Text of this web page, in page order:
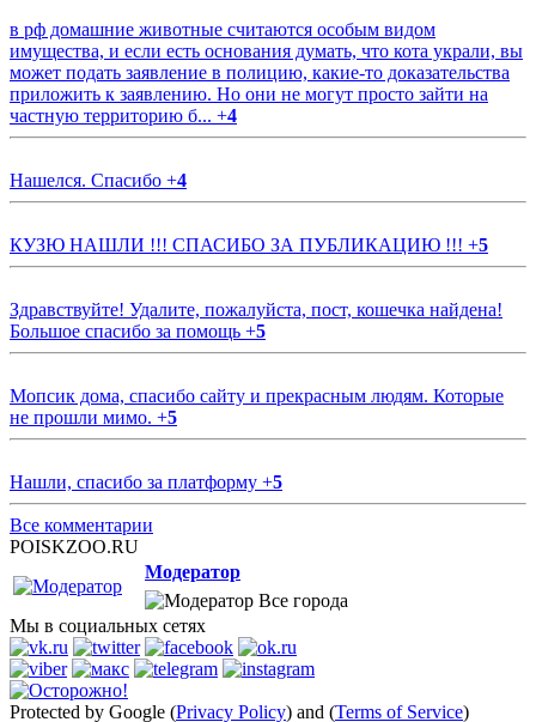
в рф домашние животные считаются особым видом
имущества, и если есть основания думать, что кота украли, вы
может подать заявление в полицию, какие-то доказательства
приложить к заявлению. Но они не могут просто зайти на
частную территорию б... +4
Нашелся. Спасибо +4
КУЗЮ НАШЛИ !!! СПАСИБО ЗА ПУБЛИКАЦИЮ !!! +5
Здравствуйте! Удалите, пожалуйста, пост, кошечка найдена!
Большое спасибо за помощь +5
Мопсик дома, спасибо сайту и прекрасным людям. Которые
не прошли мимо. +5
Нашли, спасибо за платформу +5
Все комментарии
POISKZOO.RU
Модератор
Все города
Мы в социальных сетях
Protected by Google (Privacy Policy) and (Terms of Service)